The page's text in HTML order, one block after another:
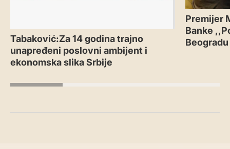
Tabaković:Za 14 godina trajno
unapređeni poslovni ambijent i
ekonomska slika Srbije
Premijer
Banke
Beogradu